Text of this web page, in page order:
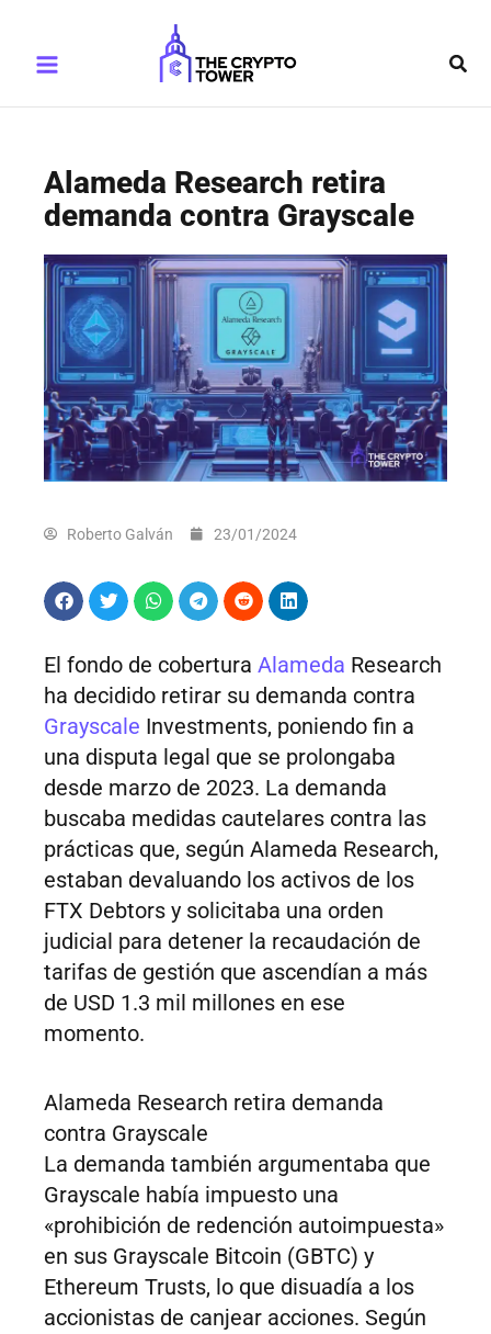
contenido
Menu
Alameda Research retira
demanda contra Grayscale
Roberto Galván 23/01/2024
El fondo de cobertura Alameda Research
ha decidido retirar su demanda contra
Grayscale Investments, poniendo fin a
una disputa legal que se prolongaba
desde marzo de 2023. La demanda
buscaba medidas cautelares contra las
prácticas que, según Alameda Research,
estaban devaluando los activos de los
FTX Debtors y solicitaba una orden
judicial para detener la recaudación de
tarifas de gestión que ascendían a más
de USD 1.3 mil millones en ese
momento.
Alameda Research retira demanda
contra Grayscale
La demanda también argumentaba que
Grayscale había impuesto una
«prohibición de redención autoimpuesta»
en sus Grayscale Bitcoin (GBTC) y
Ethereum Trusts, lo que disuadía a los
accionistas de canjear acciones. Según